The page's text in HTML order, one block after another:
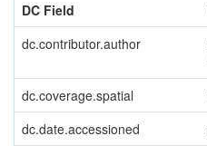
DC Field
dc.contributor.author
dc.coverage.spatial
dc.date.accessioned